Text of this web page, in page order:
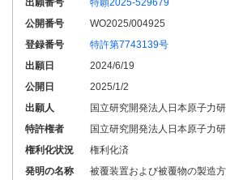
出願番号
特願2025-529679
公開番号
WO2025/004925
登録番号
特許第7743139号
出願日
2024/6/19
公開日
2025/1/2
出願人
国立研究開発法人日本原子力
特許権者
国立研究開発法人日本原子力
権利化状況
権利化済
発明の名称
被覆装置および被覆物の製造